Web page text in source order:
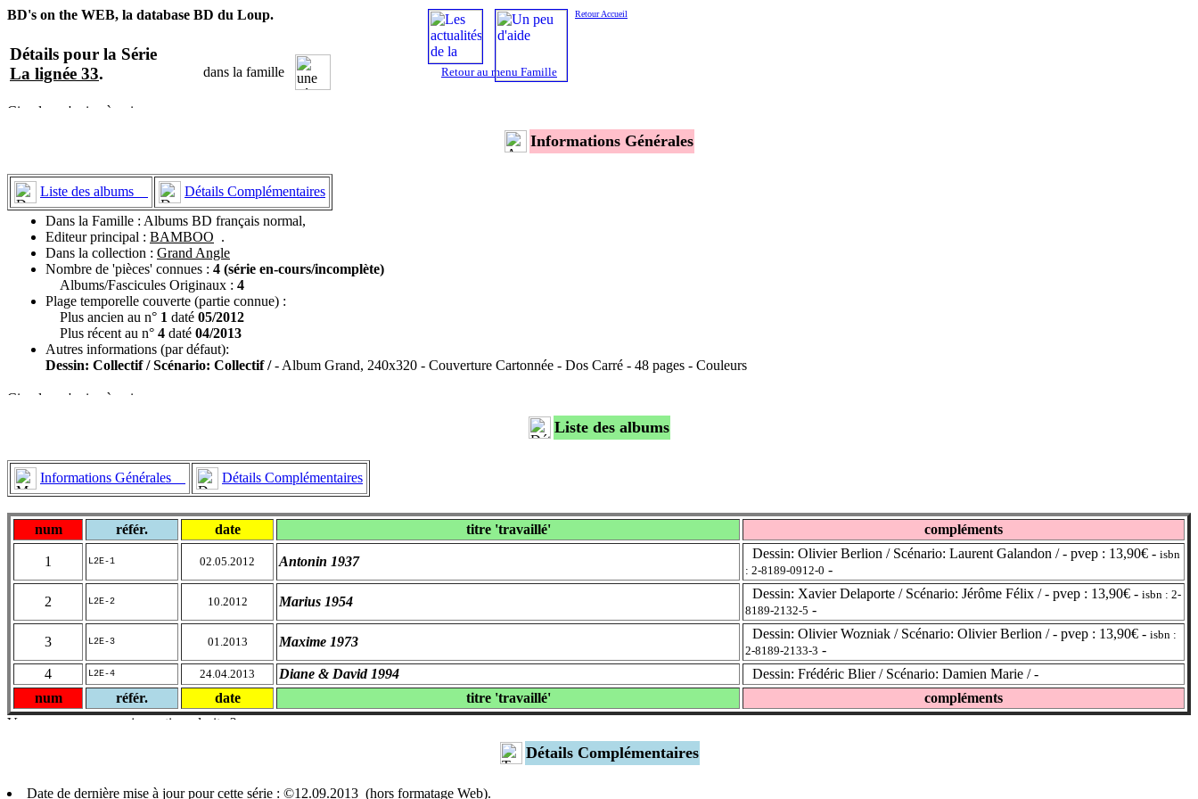
BD's on the WEB, la database BD du Loup.
Détails pour la Série
La lignée 33. dans la famille Retour au menu Famille
Informations Générales
Liste des albums
Détails Complémentaires
Dans la Famille : Albums BD français normal,
Editeur principal : BAMBOO .
Dans la collection : Grand Angle
Nombre de 'pièces' connues : 4 (série en-cours/incomplète)
Albums/Fascicules Originaux : 4
Plage temporelle couverte (partie connue) :
Plus ancien au n° 1 daté 05/2012
Plus récent au n° 4 daté 04/2013
Autres informations (par défaut):
Dessin: Collectif / Scénario: Collectif /- Album Grand, 240x320 - Couverture Cartonnée - Dos Carré - 48 pages - Couleurs
Liste des albums
Informations Générales Détails Complémentaires
num référ. date titre 'travaillé' compléments
1 L2E-1 02.05.2012 Antonin 1937
Dessin: Olivier Berlion / Scénario: Laurent Galandon / - pvep : 13,90€ - isbn
: 2-8189-0912-0 -
2 L2E-2 10.2012 Marius 1954
Dessin: Xavier Delaporte / Scénario: Jérôme Félix / - pvep : 13,90€ - isbn : 2-
8189-2132-5 -
3 L2E-3 01.2013 Maxime 1973
Dessin: Olivier Wozniak / Scénario: Olivier Berlion / - pvep : 13,90€ - isbn :
2-8189-2133-3 -
4
L2E-4 24.04.2013 Diane & David 1994
Dessin: Frédéric Blier / Scénario: Damien Marie / -
num
référ. date titre 'travaillé' compléments
Détails Complémentaires
Date de dernière mise à jour pour cette série : ©12.09.2013 (hors formatage Web).
Retour Accueil